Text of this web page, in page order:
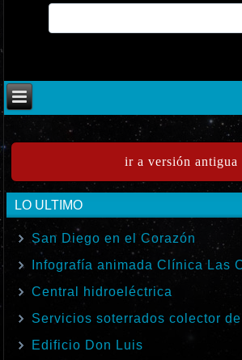
ir a versión antigua
LO ULTIMO
San Diego en el Corazón
Infografía animada Clínica Las
Central hidroeléctrica
Servicios soterrados colector
Edificio Don Luis